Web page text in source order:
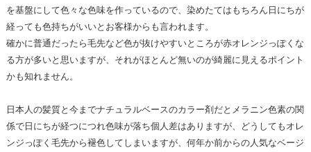
を基盤にして色々な色味を作っているので、染めたてはもちろん日にちが
経っても色持ちがいいとお客様からも言われます。
確かに普通だったら毛先など色が抜けやすいところが赤オレンジっぽくな
る方が多いと思いますが、それがほとんど無いのが綺麗に見えるポイント
かも知れません。
日本人の髪質と今までナチュラルベースのカラー剤だとメラニン色素の関
係で日にちが経つにつれ色味が落ち個人差はありますが、どうしてもオレ
ンジっぽく毛先から褪色してしまいますが、何年か前からの人気なベージ